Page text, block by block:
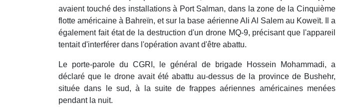
avaient touché des installations à Port Salman, dans la zone de la Cinquième
flotte américaine à Bahreïn, et sur la base aérienne Ali Al Salem au Koweït. Il a
également fait état de la destruction d'un drone MQ-9, précisant que l'appareil
tentait d'interférer dans l'opération avant d'être abattu.
Le porte-parole du CGRI, le général de brigade Hossein Mohammadi, a
déclaré que le drone avait été abattu au-dessus de la province de Bushehr,
située dans le sud, à la suite de frappes aériennes américaines menées
pendant la nuit.